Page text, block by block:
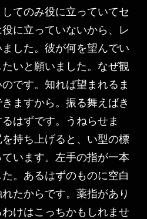
てのみ役に立っていてセ
に立っていないから、レ
した。彼が何を望んでい
いと願いました。なぜ観
です。知れば望まれるま
ますから。振る舞えばき
はずです。うねらせま
持ち上げると、い型の標
います。左手の指が一本
。あるはずのものに空白
たからです。薬指があり
けはこっちかもしれませ